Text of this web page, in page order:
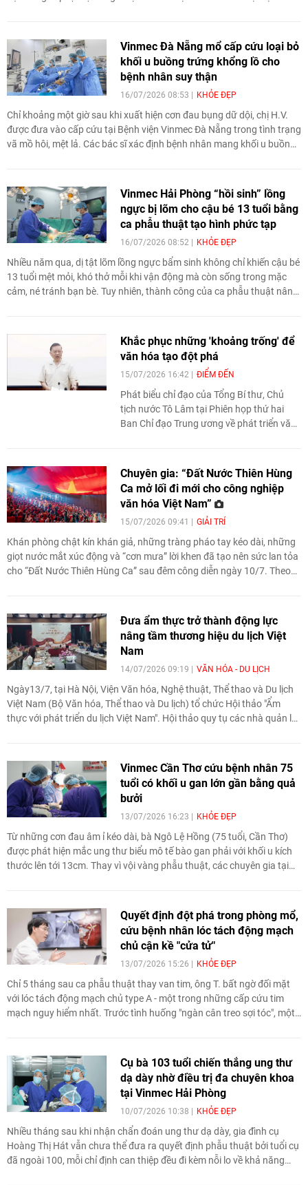
không chỉ đến Việt Nam để chia sẻ tri thức, mà còn tiếp tục đồng
hành trong các dự án nghiên cứu, cố vấn khoa học, đào tạo nhân lực
và tìm kiếm giải pháp cho những bài toán cụ thể của đất nước.
Vinmec Đà Nẵng mổ cấp cứu loại bỏ
khối u buồng trứng khổng lồ cho
bệnh nhân suy thận
16/07/2026 08:53 KHỎE ĐẸP
Chỉ khoảng một giờ sau khi xuất hiện cơn đau bụng dữ dội, chị H.V.
được đưa vào cấp cứu tại Bệnh viện Vinmec Đà Nẵng trong tình trạng
vã mồ hôi, mệt lả. Các bác sĩ xác định bệnh nhân mang khối u buồng
thiệp khẩn cấp.
Vinmec Hải Phòng “hồi sinh” lồng
ngực bị lõm cho cậu bé 13 tuổi bằng
ca phẫu thuật tạo hình phức tạp
16/07/2026 08:52 KHỎE ĐẸP
Nhiều năm qua, dị tật lõm lồng ngực bẩm sinh không chỉ khiến cậu bé
13 tuổi mệt mỏi, khó thở mỗi khi vận động mà còn sống trong mặc
cảm, né tránh bạn bè. Tuy nhiên, thành công của ca phẫu thuật nâng
cho nhiều người bệnh mắc dị tật phức tạp ngay tại địa phương.
Khắc phục những 'khoảng trống' để
văn hóa tạo đột phá
15/07/2026 16:42 ĐIỂM ĐẾN
Phát biểu chỉ đạo của Tổng Bí thư, Chủ
tịch nước Tô Lâm tại Phiên họp thứ hai
Ban Chỉ đạo Trung ương về phát triển văn
nghẽn của quá trình triển khai Nghị quyết
số 80-NQ/TW, mà còn xác lập những định
hướng phát triển mang tính chiến lược cho
văn hóa trong giai đoạn mới.
Chuyên gia: “Đất Nước Thiên Hùng
Ca mở lối đi mới cho công nghiệp
văn hóa Việt Nam”
15/07/2026 09:41 GIẢI TRÍ
Khán phòng chật kín khán giả, những tràng pháo tay kéo dài, những
giọt nước mắt xúc động và “cơn mưa” lời khen đã tạo nên sức lan tỏa
cho “Đất Nước Thiên Hùng Ca” sau đêm công diễn ngày 10/7. Theo
hóa chất lượng cao, tạo giá trị kinh tế và góp phần lan tỏa tinh thần
Việt trong đời sống đương đại.
Đưa ẩm thực trở thành động lực
nâng tầm thương hiệu du lịch Việt
Nam
14/07/2026 09:19 VĂN HÓA - DU LỊCH
Ngày13/7, tại Hà Nội, Viện Văn hóa, Nghệ thuật, Thể thao và Du lịch
Việt Nam (Bộ Văn hóa, Thể thao và Du lịch) tổ chức Hội thảo "Ẩm
thực với phát triển du lịch Việt Nam". Hội thảo quy tụ các nhà quản lý,
nâng cao sức cạnh tranh và xây dựng thương hiệu du lịch Việt Nam
trong bối cảnh hội nhập quốc tế.
Vinmec Cần Thơ cứu bệnh nhân 75
tuổi có khối u gan lớn gần bằng quả
bưởi
13/07/2026 16:23 KHỎE ĐẸP
Từ những cơn đau âm ỉ kéo dài, bà Ngô Lệ Hồng (75 tuổi, Cần Thơ)
được phát hiện mắc ung thư biểu mô tế bào gan phải với khối u kích
thước lên tới 13cm. Thay vì vội vàng phẫu thuật, các chuyên gia tại
điều trị tiếp theo.
Quyết định đột phá trong phòng mổ,
cứu bệnh nhân lóc tách động mạch
chủ cận kề "cửa tử"
13/07/2026 15:26 KHỎE ĐẸP
Chỉ 5 tháng sau ca phẫu thuật thay van tim, ông T. bất ngờ đối mặt
với lóc tách động mạch chủ type A - một trong những cấp cứu tim
mạch nguy hiểm nhất. Trước tình huống "ngàn cân treo sợi tóc", một
Cụ bà 103 tuổi chiến thắng ung thư
dạ dày nhờ điều trị đa chuyên khoa
tại Vinmec Hải Phòng
10/07/2026 10:38 KHỎE ĐẸP
Nhiều tháng sau khi nhận chẩn đoán ung thư dạ dày, gia đình cụ
Hoàng Thị Hát vẫn chưa thể đưa ra quyết định phẫu thuật bởi tuổi cụ
đã ngoài 100, mỗi chỉ định can thiệp đều đi kèm nỗi lo về khả năng